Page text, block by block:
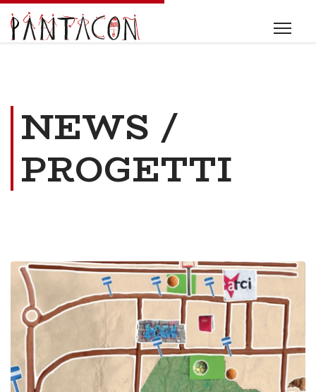
NEWS /
PROGETTI